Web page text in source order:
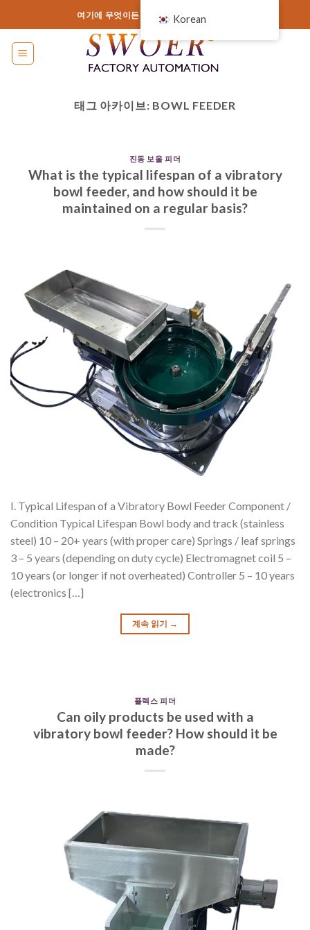
여기에 무엇이든 추가하거나 제거하세요.
태그 아카이브: BOWL FEEDER
진동 보울 피더
What is the typical lifespan of a vibratory
bowl feeder, and how should it be
maintained on a regular basis?
I. Typical Lifespan of a Vibratory Bowl Feeder Component /
Condition Typical Lifespan Bowl body and track (stainless
steel) 10 – 20+ years (with proper care) Springs / leaf springs
3 – 5 years (depending on duty cycle) Electromagnet coil 5 –
10 years (or longer if not overheated) Controller 5 – 10 years
(electronics […]
계속 읽기 →
플렉스 피더
Can oily products be used with a
vibratory bowl feeder? How should it be
made?
Korean